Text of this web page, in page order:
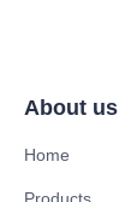
About us
Home